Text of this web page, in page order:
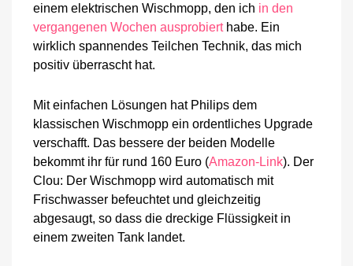
einem elektrischen Wischmopp, den ich in den
vergangenen Wochen ausprobierthabe. Ein
wirklich spannendes Teilchen Technik, das mich
positiv überrascht hat.
Mit einfachen Lösungen hat Philips dem
klassischen Wischmopp ein ordentliches Upgrade
verschafft. Das bessere der beiden Modelle
bekommt ihr für rund 160 Euro (Amazon-Link). Der
Clou: Der Wischmopp wird automatisch mit
Frischwasser befeuchtet und gleichzeitig
abgesaugt, so dass die dreckige Flüssigkeit in
einem zweiten Tank landet.